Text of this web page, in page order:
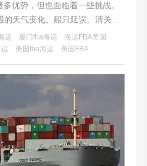
优势，但也面临着一些挑战。
天气变化、船只延误、清关问
成本。为了应对这些挑战，纽酷
运输流程、提高运营时效、加
家提供头程和尾程稳定、安全的
运 厦门fba海运
海运FBA美国
美国fba海运 美国FBA